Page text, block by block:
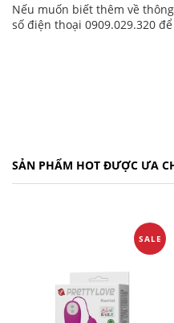
Nếu muốn biết thêm về
số điện thoại 0909.029.320
SẢN PHẨM HOT ĐƯỢC ƯA
SALE